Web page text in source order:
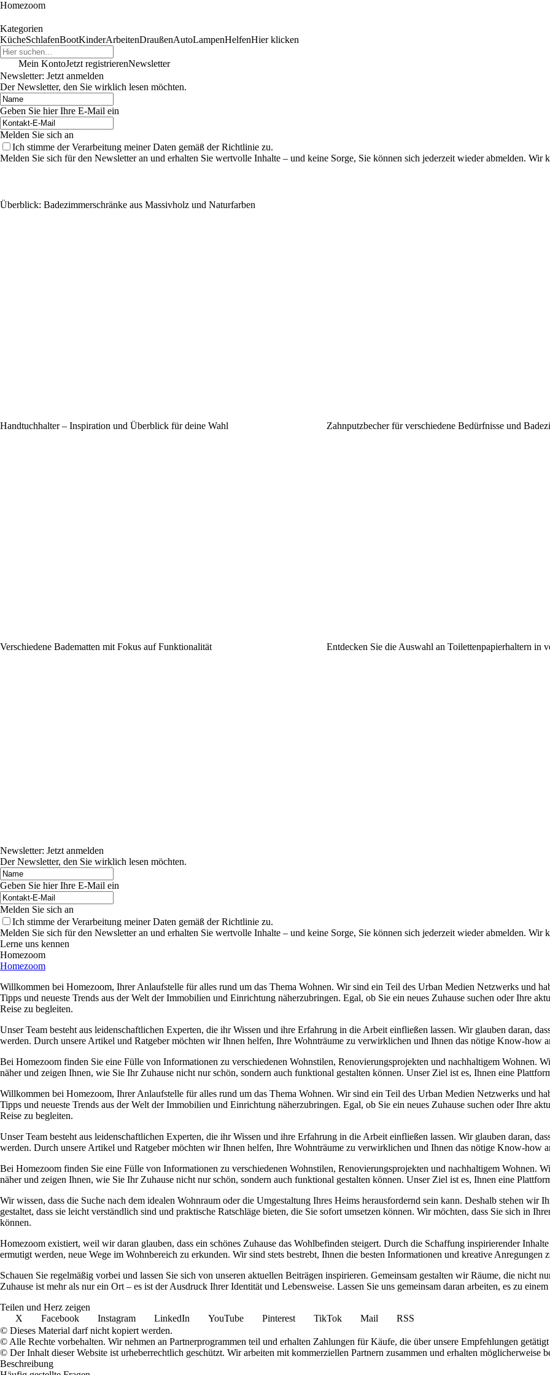
Homezoom
Kategorien
KücheSchlafenBootKinderArbeitenDraußenAutoLampenHelfenHier klicken
Mein KontoJetzt registrierenNewsletter
Newsletter: Jetzt anmelden
Der Newsletter, den Sie wirklich lesen möchten.
Geben Sie hier Ihre E-Mail ein
Melden Sie sich an
Ich stimme der Verarbeitung meiner Daten gemäß der Richtlinie zu.
Melden Sie sich für den Newsletter an und erhalten Sie wertvolle Inhalte – und keine Sorge, Sie können sich jederzeit wieder abmelden. Wir
Überblick: Badezimmerschränke aus Massivholz und Naturfarben
Handtuchhalter – Inspiration und Überblick für deine Wahl Zahnputzbecher für verschiedene Bedürfnisse und
Verschiedene Badematten mit Fokus auf Funktionalität Entdecken Sie die Auswahl an Toilettenpapierhaltern in
Newsletter: Jetzt anmelden
Der Newsletter, den Sie wirklich lesen möchten.
Geben Sie hier Ihre E-Mail ein
Melden Sie sich an
Ich stimme der Verarbeitung meiner Daten gemäß der Richtlinie zu.
Melden Sie sich für den Newsletter an und erhalten Sie wertvolle Inhalte – und keine Sorge, Sie können sich jederzeit wieder abmelden. Wir
Lerne uns kennen
Homezoom
Homezoom
Willkommen bei Homezoom, Ihrer Anlaufstelle für alles rund um das Thema Wohnen. Wir sind ein Teil des Urban Medien Netzwerks und
Tipps und neueste Trends aus der Welt der Immobilien und Einrichtung näherzubringen. Egal, ob Sie ein neues Zuhause suchen oder Ihre
Reise zu begleiten.
Unser Team besteht aus leidenschaftlichen Experten, die ihr Wissen und ihre Erfahrung in die Arbeit einfließen lassen. Wir glauben daran,
werden. Durch unsere Artikel und Ratgeber möchten wir Ihnen helfen, Ihre Wohnträume zu verwirklichen und Ihnen das nötige Know-how
Bei Homezoom finden Sie eine Fülle von Informationen zu verschiedenen Wohnstilen, Renovierungsprojekten und nachhaltigem Wohnen.
näher und zeigen Ihnen, wie Sie Ihr Zuhause nicht nur schön, sondern auch funktional gestalten können. Unser Ziel ist es, Ihnen eine
Willkommen bei Homezoom, Ihrer Anlaufstelle für alles rund um das Thema Wohnen. Wir sind ein Teil des Urban Medien Netzwerks und
Tipps und neueste Trends aus der Welt der Immobilien und Einrichtung näherzubringen. Egal, ob Sie ein neues Zuhause suchen oder Ihre
Reise zu begleiten.
Unser Team besteht aus leidenschaftlichen Experten, die ihr Wissen und ihre Erfahrung in die Arbeit einfließen lassen. Wir glauben daran,
werden. Durch unsere Artikel und Ratgeber möchten wir Ihnen helfen, Ihre Wohnträume zu verwirklichen und Ihnen das nötige Know-how
Bei Homezoom finden Sie eine Fülle von Informationen zu verschiedenen Wohnstilen, Renovierungsprojekten und nachhaltigem Wohnen.
näher und zeigen Ihnen, wie Sie Ihr Zuhause nicht nur schön, sondern auch funktional gestalten können. Unser Ziel ist es, Ihnen eine
Wir wissen, dass die Suche nach dem idealen Wohnraum oder die Umgestaltung Ihres Heims herausfordernd sein kann. Deshalb stehen wir
gestaltet, dass sie leicht verständlich sind und praktische Ratschläge bieten, die Sie sofort umsetzen können. Wir möchten, dass Sie sich in
können.
Homezoom existiert, weil wir daran glauben, dass ein schönes Zuhause das Wohlbefinden steigert. Durch die Schaffung inspirierender
ermutigt werden, neue Wege im Wohnbereich zu erkunden. Wir sind stets bestrebt, Ihnen die besten Informationen und kreative Anregungen
Schauen Sie regelmäßig vorbei und lassen Sie sich von unseren aktuellen Beiträgen inspirieren. Gemeinsam gestalten wir Räume, die nicht
Zuhause ist mehr als nur ein Ort – es ist der Ausdruck Ihrer Identität und Lebensweise. Lassen Sie uns gemeinsam daran arbeiten, es zu
Teilen und Herz zeigen
X
Facebook Instagram LinkedIn YouTube Pinterest TikTok Mail
RSS
© Dieses Material darf nicht kopiert werden.
© Alle Rechte vorbehalten. Wir nehmen an Partnerprogrammen teil und erhalten Zahlungen für Käufe, die über unsere Empfehlungen
© Der Inhalt dieser Website ist urheberrechtlich geschützt. Wir arbeiten mit kommerziellen Partnern zusammen und erhalten möglicherweise
Beschreibung